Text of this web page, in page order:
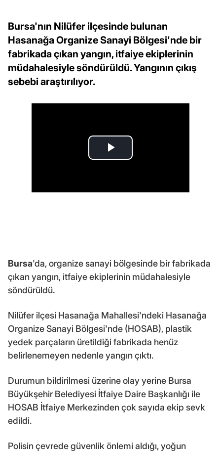
Bursa'nın Nilüfer ilçesinde bulunan
Hasanağa Organize Sanayi Bölgesi'nde bir
fabrikada çıkan yangın, itfaiye ekiplerinin
müdahalesiyle söndürüldü. Yangının çıkış
sebebi araştırılıyor.
Bursa'da, organize sanayi bölgesinde bir fabrikada
çıkan yangın, itfaiye ekiplerinin müdahalesiyle
söndürüldü.
Nilüfer ilçesi Hasanağa Mahallesi'ndeki Hasanağa
Organize Sanayi Bölgesi'nde (HOSAB), plastik
yedek parçaların üretildiği fabrikada henüz
belirlenemeyen nedenle yangın çıktı.
Durumun bildirilmesi üzerine olay yerine Bursa
Büyükşehir Belediyesi İtfaiye Daire Başkanlığı ile
HOSAB İtfaiye Merkezinden çok sayıda ekip sevk
edildi.
Polisin çevrede güvenlik önlemi aldığı, yoğun